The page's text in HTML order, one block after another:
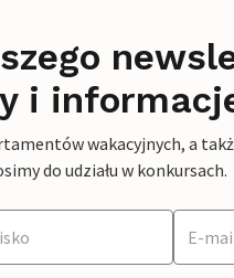
i
wakacyjnych, a
do udziału w konkursach.